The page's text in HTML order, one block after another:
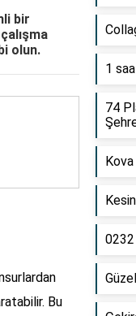
bir
olun.
Bu
1
74
0232